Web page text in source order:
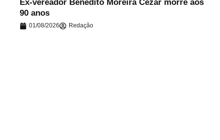
Ex-vereador Benedito Moreira Cezar morre aos
90 anos
01/08/2026 Redação